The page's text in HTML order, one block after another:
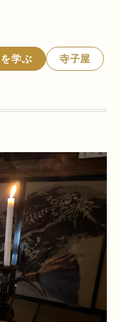
学ぶ 寺子屋